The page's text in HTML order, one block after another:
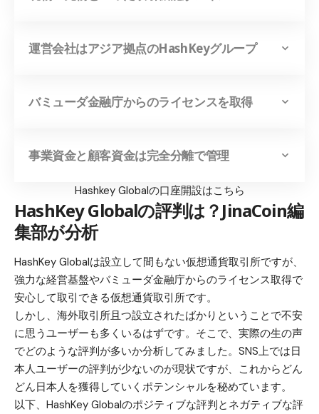
運営会社はアジア拠点のHashKeyグループ
バミューダ金融庁からのライセンスを取得
事業資金と顧客資金は完全分離で管理
Hashkey Globalの口座開設はこちら
HashKey Globalの評判は？JinaCoin編
集部が分析
HashKey Globalは設立して間もない仮想通貨取引所ですが、
強力な経営基盤やバミューダ金融庁からのライセンス取得で
安心して取引できる仮想通貨取引所です。
しかし、海外取引所且つ設立されたばかりということで不安
に思うユーザーも多くいるはずです。そこで、実際の生の声
でどのような評判が多いか分析してみました。SNS上では日
本人ユーザーの評判が少ないのが現状ですが、これからどん
どん日本人を獲得していくポテンシャルを秘めています。
以下、HashKey Globalのポジティブな評判とネガティブな評